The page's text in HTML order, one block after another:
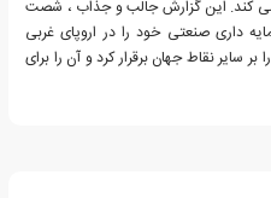
کند. این گزارش جالب و جذاب ، شصت
داری صنعتی خود را در اروپای غربی
سایر نقاط جهان برقرار کرد و آن را برای